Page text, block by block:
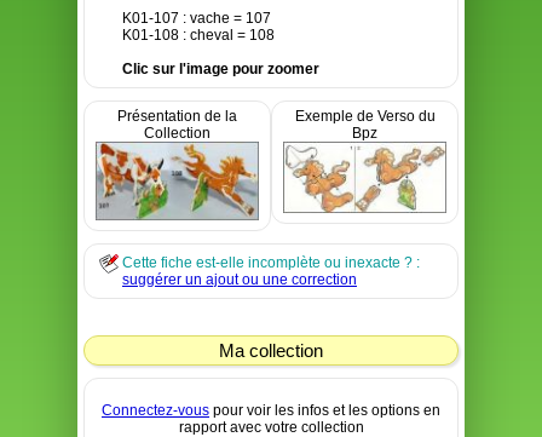
K01-107 : vache = 107
K01-108 : cheval = 108
Clic sur l'image pour zoomer
Présentation de la
Collection
Exemple de Verso du
Bpz
Cette fiche est-elle incomplète ou inexacte ? :
suggérer un ajout ou une correction
Ma collection
Connectez-vous pour voir les infos et les options en
rapport avec votre collection